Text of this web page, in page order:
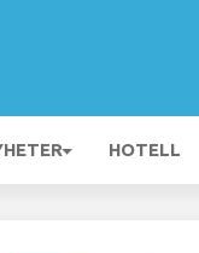
HOTELL